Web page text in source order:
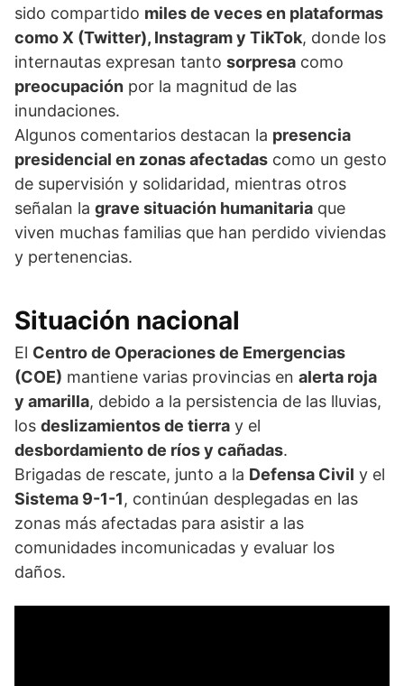
sido compartido miles de veces en plataformas
como X (Twitter), Instagram y TikTok, donde los
internautas expresan tanto sorpresa como
preocupación por la magnitud de las
inundaciones.
Algunos comentarios destacan la presencia
presidencial en zonas afectadas como un gesto
de supervisión y solidaridad, mientras otros
señalan la grave situación humanitaria que
viven muchas familias que han perdido viviendas
y pertenencias.
Situación nacional
El Centro de Operaciones de Emergencias
(COE) mantiene varias provincias en alerta roja
y amarilla, debido a la persistencia de las lluvias,
los deslizamientos de tierra y el
desbordamiento de ríos y cañadas.
Brigadas de rescate, junto a la Defensa Civil y el
Sistema 9-1-1, continúan desplegadas en las
zonas más afectadas para asistir a las
comunidades incomunicadas y evaluar los
daños.